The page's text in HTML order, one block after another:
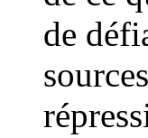
de